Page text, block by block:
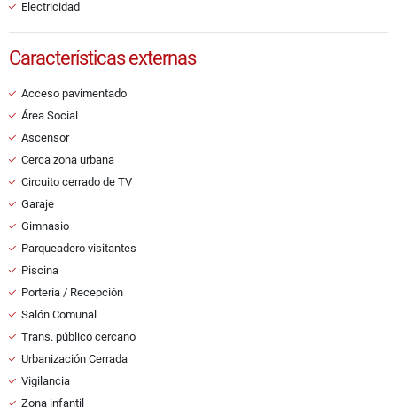
Electricidad
Características externas
Acceso pavimentado
Área Social
Ascensor
Cerca zona urbana
Circuito cerrado de TV
Garaje
Gimnasio
Parqueadero visitantes
Piscina
Portería / Recepción
Salón Comunal
Trans. público cercano
Urbanización Cerrada
Vigilancia
Zona infantil